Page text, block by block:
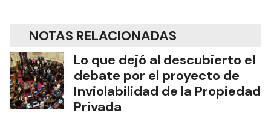
NOTAS RELACIONADAS
Lo que dejó al descubierto el
debate por el proyecto de
Inviolabilidad de la Propiedad
Privada